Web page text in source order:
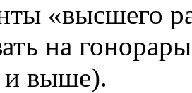
«высшего
на
и выше).